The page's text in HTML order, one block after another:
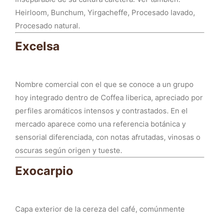
Heirloom, Bunchum, Yirgacheffe, Procesado lavado,
Procesado natural.
Excelsa
Nombre comercial con el que se conoce a un grupo
hoy integrado dentro de Coffea liberica, apreciado por
perfiles aromáticos intensos y contrastados. En el
mercado aparece como una referencia botánica y
sensorial diferenciada, con notas afrutadas, vinosas o
oscuras según origen y tueste.
Exocarpio
Capa exterior de la cereza del café, comúnmente